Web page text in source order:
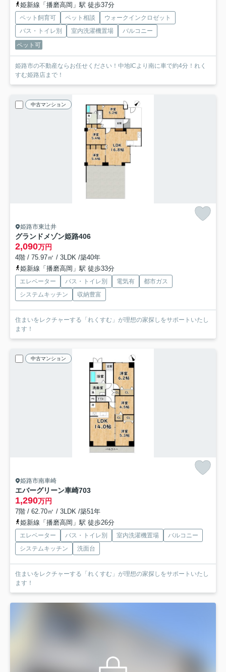
姫新線「播磨高岡」駅 徒歩37分
ペット飼育可 ペット相談
ウォークインクロゼット
バス・トイレ別
室内洗濯機置場
バルコニー
ペット可
姫路市の不動産ならお任せください！中地ICより南に車で約4分！れく
すむ姫路店まで！
中古マンション
姫路市東辻井
グランドメゾン姫路406
2,090万円
4階 / 75.97㎡ / 3LDK /築40年
姫新線「播磨高岡」駅 徒歩33分
エレベーター バス・トイレ別 電気有
都市ガス
システムキッチン
収納豊富
住まいをレクチャーする「れくすむ」が理想の家探しをサポートいたし
ます！
中古マンション
姫路市南車崎
エバーグリーン車崎703
1,290万円
7階 / 62.70㎡ / 3LDK /築51年
姫新線「播磨高岡」駅 徒歩26分
エレベーター バス・トイレ別 室内洗濯機置場
バルコニー
システムキッチン
洗面台
住まいをレクチャーする「れくすむ」が理想の家探しをサポートいたし
ます！